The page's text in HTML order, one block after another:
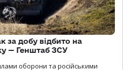
за добу відбито на
— Генштаб ЗСУ
оборони та російськими